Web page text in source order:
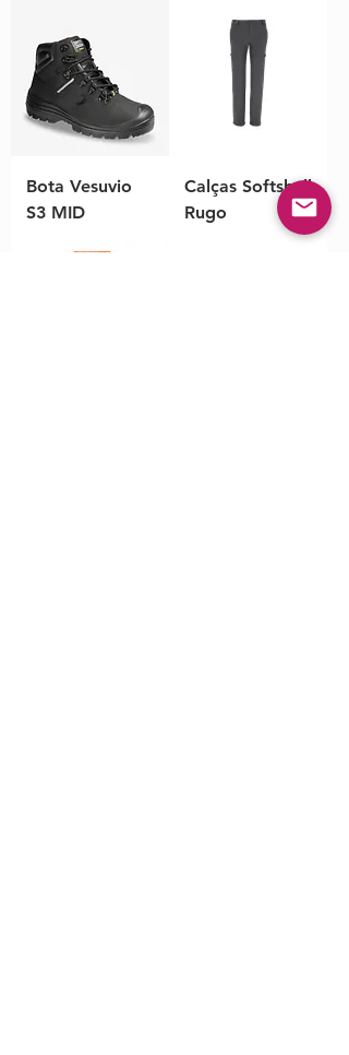
Bota Vesuvio
S3 MID
Calças Softshell
Rugo